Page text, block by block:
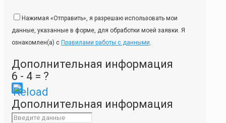
Нажимая «Отправить», я разрешаю использовать мои
данные, указанные в форме, для обработки моей заявки. Я
ознакомлен(а) с Правилами работы с данными.
Дополнительная информация
6 - 4 = ?
Please
enter
Дополнительная информация